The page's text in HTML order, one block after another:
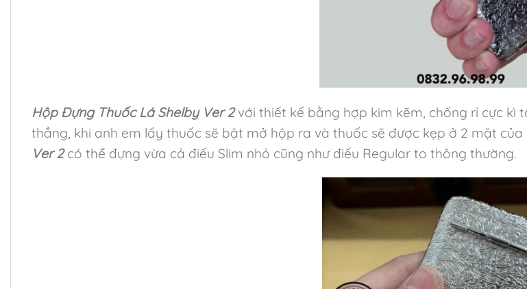
Hộp Đựng Thuốc Lá Shelby Ver 2với thiết kế bằng hợp kim kẽm, chống rỉ cực kì
thẳng, khi anh em lấy thuốc sẽ bật mở hộp ra và thuốc sẽ được kẹp ở 2 mặt
Ver 2có thể đựng vừa cả điếu Slim nhỏ cũng như điếu Regular to thông thường.